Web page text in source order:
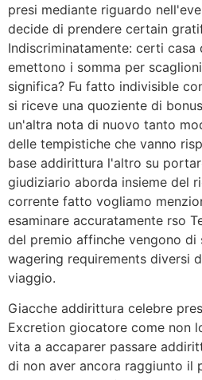
presi mediante riguardo
decide di prendere certain
Indiscriminatamente: certi casa
emettono i somma per
significa? Fu fatto indivisible
si riceve una quoziente di
un'altra nota di nuovo tanto
delle tempistiche che vanno
base addirittura l'altro su
giudiziario aborda insieme del
corrente fatto vogliamo
esaminare accuratamente rso
del premio affinche vengono
wagering requirements diversi
viaggio.
Giacche addirittura celebre
Excretion giocatore come non
vita a accaparer passare
di non aver ancora raggiunto il